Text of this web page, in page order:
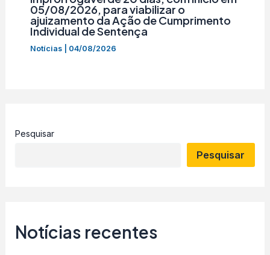
05/08/2026, para viabilizar o
ajuizamento da Ação de Cumprimento
Individual de Sentença
Notícias| 04/08/2026
Pesquisar
Pesquisar
Notícias recentes